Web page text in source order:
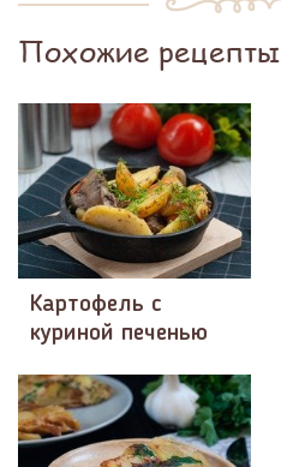
Похожие рецепты
Картофель с
куриной печенью